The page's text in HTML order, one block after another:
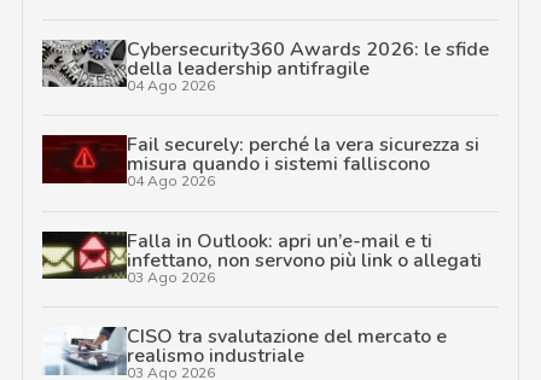
Cybersecurity360 Awards 2026: le sfide
della leadership antifragile
04 Ago 2026
Fail securely: perché la vera sicurezza si
misura quando i sistemi falliscono
04 Ago 2026
Falla in Outlook: apri un’e-mail e ti
infettano, non servono più link o allegati
03 Ago 2026
CISO tra svalutazione del mercato e
realismo industriale
03 Ago 2026